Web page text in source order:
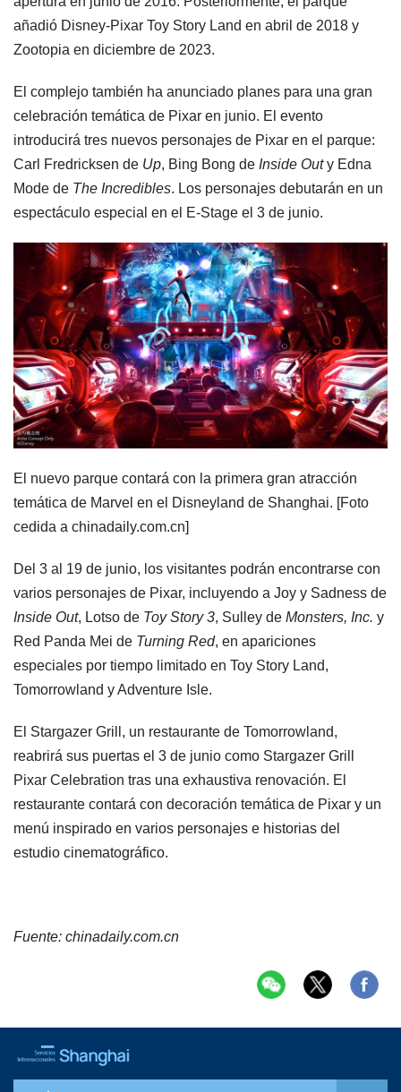
añadió Disney-Pixar Toy Story Land en abril de 2018 y
Zootopia en diciembre de 2023.
El complejo también ha anunciado planes para una gran
celebración temática de Pixar en junio. El evento
introducirá tres nuevos personajes de Pixar en el parque:
Carl Fredricksen de Up, Bing Bong de Inside Outy Edna
Mode de The Incredibles. Los personajes debutarán en un
espectáculo especial en el E-Stage el 3 de junio.
El nuevo parque contará con la primera gran atracción
temática de Marvel en el Disneyland de Shanghai. [Foto
cedida a chinadaily.com.cn]
Del 3 al 19 de junio, los visitantes podrán encontrarse con
varios personajes de Pixar, incluyendo a Joy y Sadness de
Inside Out, Lotso de Toy Story 3, Sulley de Monsters, Inc. y
Red Panda Mei de Turning Red, en apariciones
especiales por tiempo limitado en Toy Story Land,
Tomorrowland y Adventure Isle.
El Stargazer Grill, un restaurante de Tomorrowland,
reabrirá sus puertas el 3 de junio como Stargazer Grill
Pixar Celebration tras una exhaustiva renovación. El
restaurante contará con decoración temática de Pixar y un
menú inspirado en varios personajes e historias del
estudio cinematográfico.
Fuente: chinadaily.com.cn